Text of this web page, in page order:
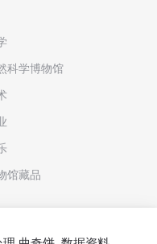
科学博物馆
馆藏品